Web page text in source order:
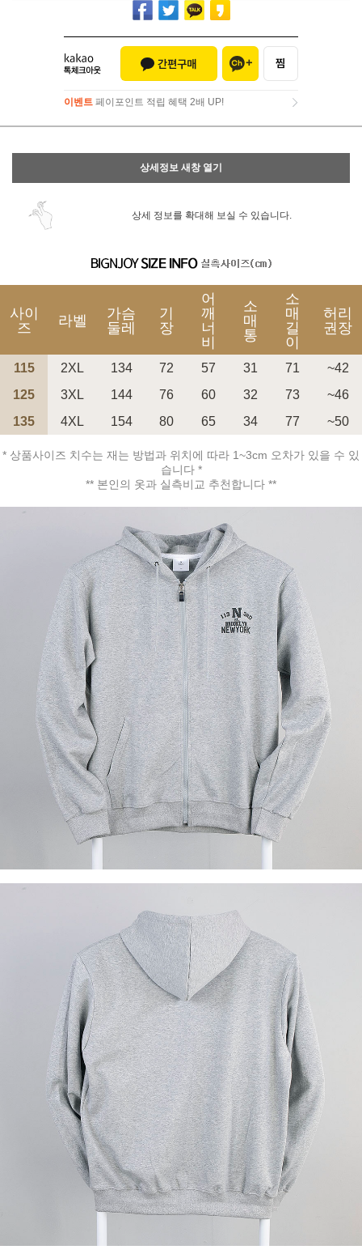
이벤트 페이포인트 적립 혜택 2배 UP!
이벤트페이포인트 적립 혜택 2배 UP!
상세정보 새창 열기
상세 정보를 확대해 보실 수 있습니다.
사이
즈
라벨
가슴
둘레
기
장
어
깨
너
비
소
매
통
소
매
길
이
허리
권장
115 2XL 134 72 57 31 71
~42
125
3XL 144 76 60 32 73
~46
135
4XL 154 80 65 34 77 ~50
* 상품사이즈 치수는 재는 방법과 위치에 따라 1~3cm 오차가 있을 수 있
습니다 *
** 본인의 옷과 실측비교 추천합니다 **